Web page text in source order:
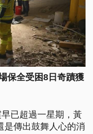
保全受困8日奇蹟獲
已超過一星期，黃
是傳出鼓舞人心的消